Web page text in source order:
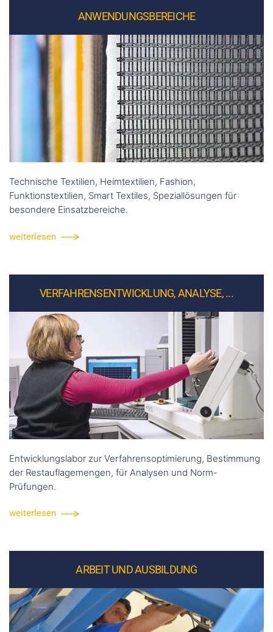
ANWENDUNGSBEREICHE
Technische Textilien, Heimtextilien, Fashion,
Funktionstextilien, Smart Textiles, Speziallösungen für
besondere Einsatzbereiche.
weiterlesen
VERFAHRENSENTWICKLUNG, ANALYSE, ...
Entwicklungslabor zur Verfahrensoptimierung, Bestimmung
der Restauflagemengen, für Analysen und Norm-
Prüfungen.
weiterlesen
ARBEIT UND AUSBILDUNG